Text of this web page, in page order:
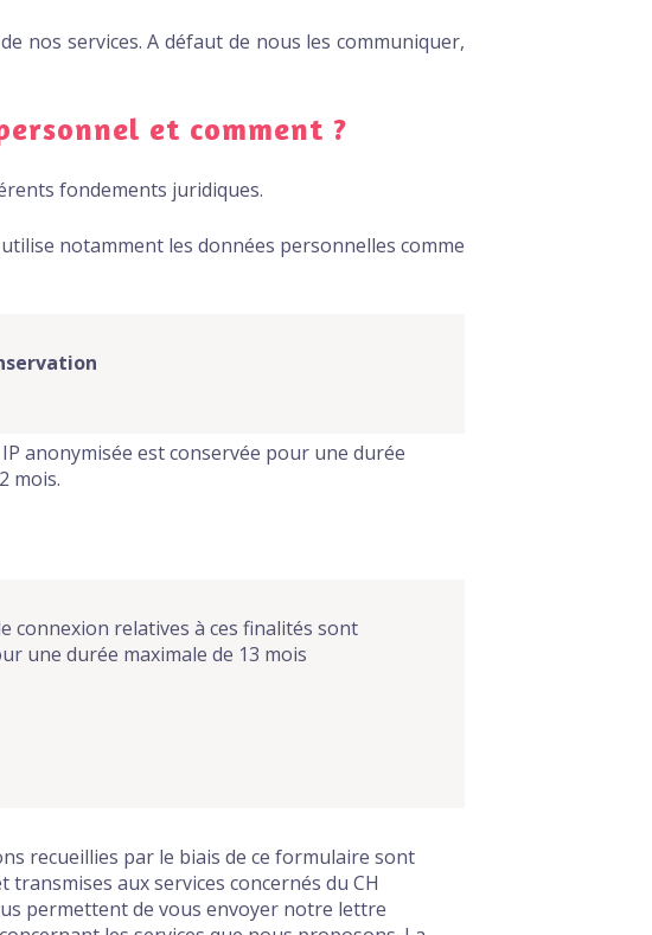
nos services. A défaut de nous les communiquer,
et comment ?
fondements juridiques.
notamment les données personnelles comme
anonymisée est conservée pour une durée
mois.
connexion relatives à ces finalités sont
une durée maximale de 13 mois
recueillies par le biais de ce formulaire sont
transmises aux services concernés du CH
permettent de vous envoyer notre lettre